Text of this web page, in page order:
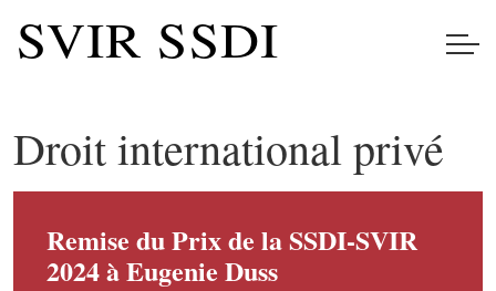
Droit international privé
Remise du Prix de la SSDI-SVIR
2024 à Eugenie Duss